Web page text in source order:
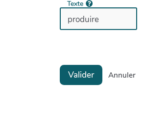
Texte
Valider
Annuler